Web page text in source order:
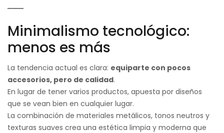
Minimalismo tecnológico:
menos es más
La tendencia actual es clara: equiparte con pocos
accesorios, pero de calidad.
En lugar de tener varios productos, apuesta por diseños
que se vean bien en cualquier lugar.
La combinación de materiales metálicos, tonos neutros y
texturas suaves crea una estética limpia y moderna que